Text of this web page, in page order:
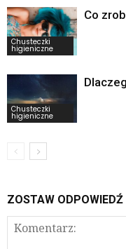
Chusteczki
higieniczne
Co
Chusteczki
higieniczne
ZOSTAW ODPOWIEDŹ